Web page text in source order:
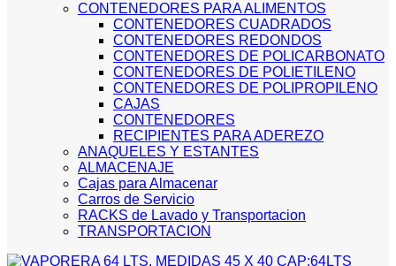
CONTENEDORES PARA ALIMENTOS
CONTENEDORES CUADRADOS
CONTENEDORES REDONDOS
CONTENEDORES DE POLICARBONATO
CONTENEDORES DE POLIETILENO
CONTENEDORES DE POLIPROPILENO
CAJAS
CONTENEDORES
RECIPIENTES PARA ADEREZO
ANAQUELES Y ESTANTES
ALMACENAJE
Cajas para Almacenar
Carros de Servicio
RACKS de Lavado y Transportacion
TRANSPORTACION